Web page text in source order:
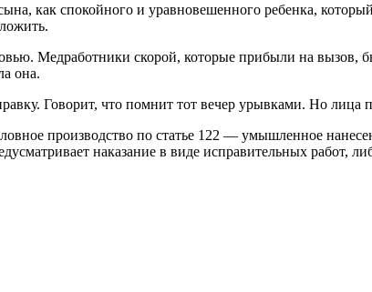
как спокойного и уравновешенного ребенка,
Медработники скорой, которые прибыли на
она.
Говорит, что помнит тот вечер урывками. Но лица
производство по статье 122 — умышленное
наказание в виде исправительных работ,